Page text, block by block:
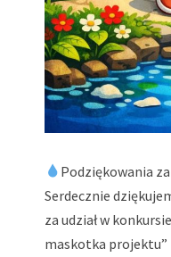
Podziękowania
Serdecznie
za udział w
maskotka projektu”